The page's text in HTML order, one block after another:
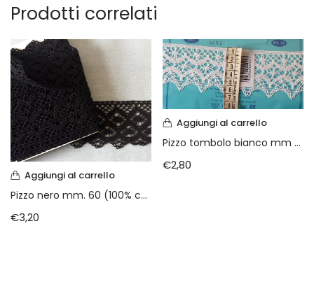
Prodotti correlati
Aggiungi al carrello
Pizzo nero mm. 60 (100% cotone )
€3,20
Aggiungi al carrello
Pizzo tombolo bianco mm 60 (100% cotone )
€2,80